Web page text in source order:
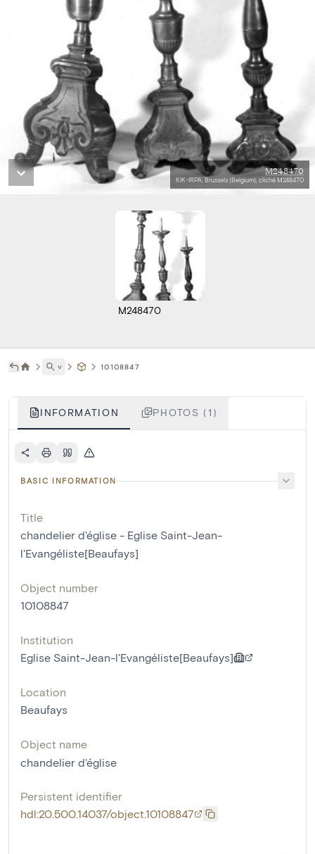
M248470
KIK-IRPA, Brussels (Belgium), cliché M248470
M248470
˅ 10108847
INFORMATION PHOTOS (1)
BASIC INFORMATION
Title
chandelier d'église - Eglise Saint-Jean-
l'Evangéliste[Beaufays]
Object number
10108847
Institution
Eglise Saint-Jean-l'Evangéliste[Beaufays]
Location
Beaufays
Object name
chandelier d'église
Persistent identifier
hdl:20.500.14037/object.10108847